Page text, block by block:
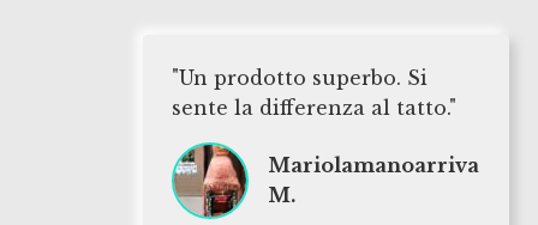
"Un prodotto superbo. Si
sente la differenza al tatto."
Mariolamanoarriva
M.